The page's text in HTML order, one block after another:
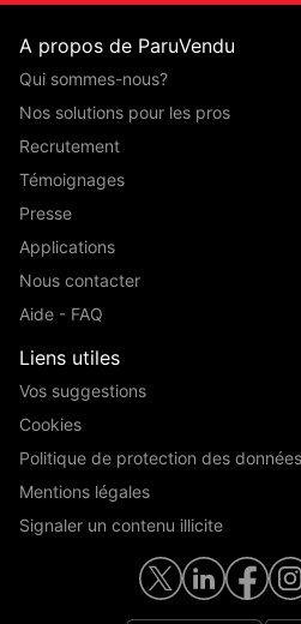
A propos de ParuVendu
Qui sommes-nous?
Nos solutions pour les pros
Recrutement
Témoignages
Presse
Applications
Nous contacter
Aide - FAQ
Liens utiles
Vos suggestions
Cookies
Politique de protection des
Mentions légales
Signaler un contenu illicite